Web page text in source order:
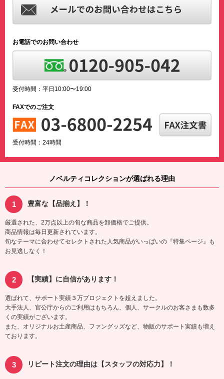
お電話でのお問い合わせ
受付時間：平日10:00〜19:00
FAXでのご注文
受付時間：24時間
ノベルティコレクションが選ばれる理由
豊富な【品揃え】！
厳選された、2万点以上の旬な商品を卸価格でご提供。
商品情報は毎日更新されています。
旬なテーマに合わせてセレクトされた人気商品がいっぱいの『特集ページ』も
お見逃しなく！
【実績】に自信があります！
選ばれて、サポート実績３万プロジェクトを超えました。
大手法人、官公庁からのご利用はもちろん、個人、サークルのお客さまも数多
くの実績がございます。
また、オリジナルお土産商品、ファングッズなど、物販のサポート実績も増え
ております。
リピート注文の理由は【スタッフの対応力】！